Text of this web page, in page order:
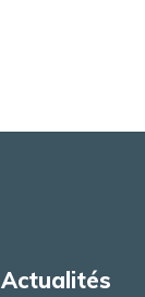
Actualités